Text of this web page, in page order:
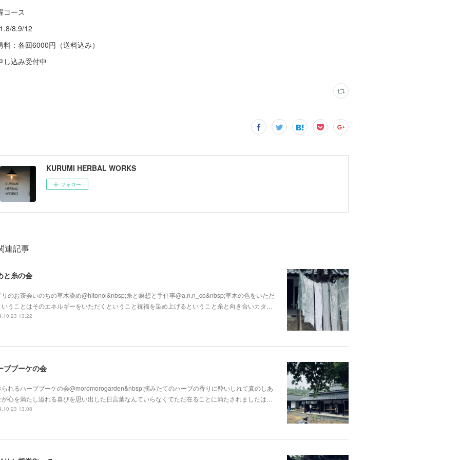
コース
8.9/12
料：各回6000円（送料込み）
し込み受付中
KURUMI HERBAL WORKS
フォロー
連記事
と糸の会
リのお茶会いのちの草木染め@hitonoi&nbsp;糸と瞑想と手仕事@a.n.n_co&nbsp;草木の色をいただ
いうことはそのエネルギーをいただくということ祝福を染め上げるということ糸と向き合いカタ…
13:22
ブブーケの会
られるハーブブーケの会@moromorogarden&nbsp;摘みたてのハーブの香りに酔いしれて真のしあ
が心を満たし溢れる喜びを思い出した日言葉なんていらなくてただ在ることに満たされましたは…
13:08